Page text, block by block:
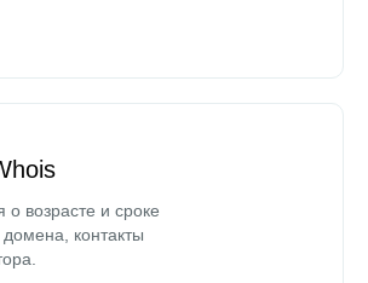
возрасте и сроке
домена, контакты